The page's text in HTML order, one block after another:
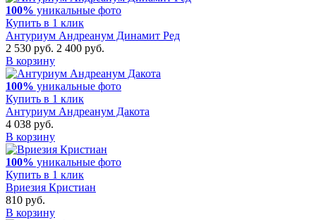
100% уникальные фото
Купить в 1 клик
Антуриум Андреанум Динамит Ред
2 530 руб. 2 400 руб.
В корзину
100% уникальные фото
Купить в 1 клик
Антуриум Андреанум Дакота
4 038 руб.
В корзину
100% уникальные фото
Купить в 1 клик
Вриезия Кристиан
810 руб.
В корзину